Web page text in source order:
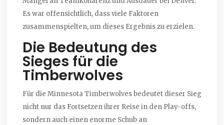
Es war offensichtlich, dass viele Faktoren
zusammenspielten, um dieses Ergebnis zu erzielen.
Die Bedeutung des
Sieges für die
Timberwolves
Für die Minnesota Timberwolves bedeutet dieser Sieg
nicht nur das Fortsetzen ihrer Reise in den Play-offs,
sondern auch einen enorme Schub an